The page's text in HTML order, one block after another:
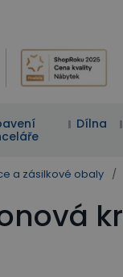
Dílna
a zásilkové obaly /